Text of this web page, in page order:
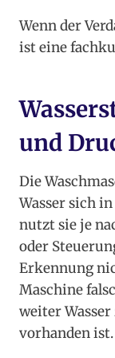
Wenn der
ist eine
und
Die
Wasser sich
nutzt sie je
oder
Erkennung
Maschine
weiter Wasser
vorhanden ist.